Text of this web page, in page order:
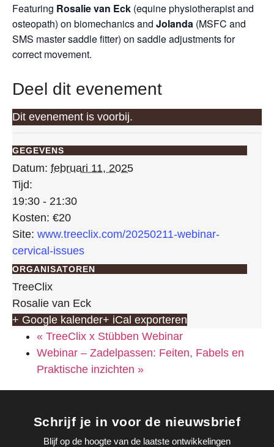
Featuring Rosalie van Eck (equine physiotherapist and
osteopath) on biomechanics and Jolanda (MSFC and
SMS master saddle fitter) on saddle adjustments for
correct movement.
Deel dit evenement
Dit evenement is voorbij.
GEGEVENS
Datum: februari 11, 2025
Tijd:
19:30 - 21:30
Kosten: €20
Site: www.treeclix.com/20250211-webinar-
cervical-issues
ORGANISATOREN
TreeClix
Rosalie van Eck
+ Google kalender+ iCal exporteren
« TreeClix x Stübben Webinar
Webinar – Zadelpassen: Feiten, Fabels en
Praktische inzichten »
Schrijf je in voor de nieuwsbrief
Blijf op de hoogte van de laatste ontwikkelingen